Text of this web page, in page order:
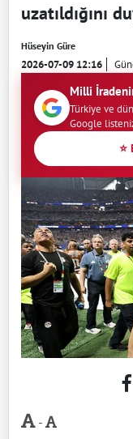
uzatıldığını
Hüseyin Güre
2026-07-09 12:16
Milli
Türkiye ve
Google
⭐
-